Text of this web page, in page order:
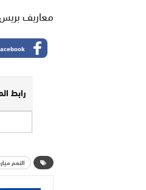
معاريف
رابط
النعم